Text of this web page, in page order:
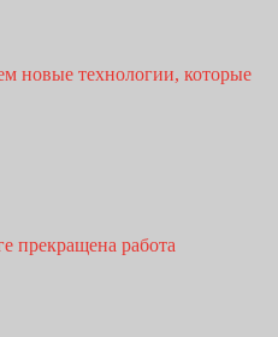
новые технологии, которые
прекращена работа